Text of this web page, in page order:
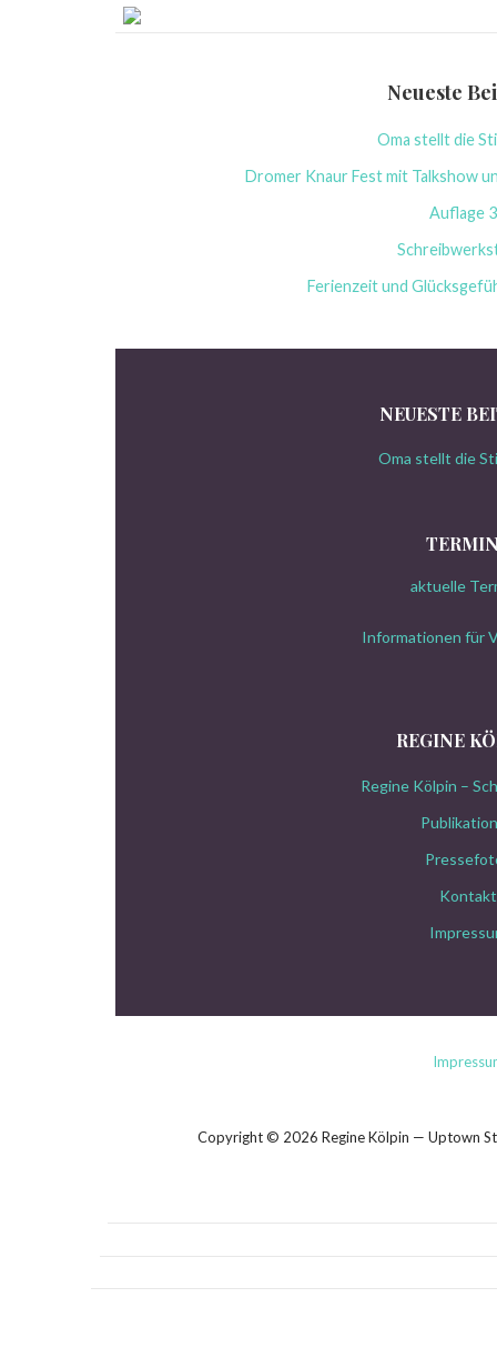
Neueste
Oma stellt die
Dromer Knaur Fest mit Talkshow
Auflage
Ferienzeit und
NEUESTE
Oma stellt die
aktuelle
Informationen für
REGINE
Regine Kölpin –
Kontakt
Copyright © 2026 Regine Kölpin — Uptown